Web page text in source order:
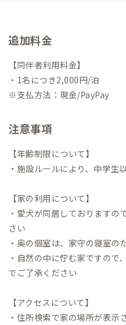
追加料金
【同伴者利用料金】
・1名につき2,000円/泊
※支払方法：現金/PayPay
注意事項
【年齢制限について】
・施設ルールにより、中学生
【家の利用について】
・愛犬が同居しておりますの
さい
・奥の個室は、家守の寝室の
・自然の中に佇む家ですので
でご了承ください
【アクセスについて】
・住所検索で家の場所が表示